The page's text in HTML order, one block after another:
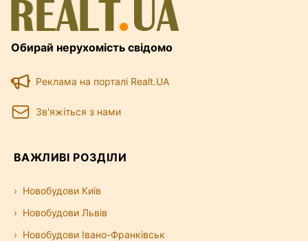
Обирай нерухомість свідомо
Реклама на порталі Realt.UA
Зв'яжіться з нами
ВАЖЛИВІ РОЗДІЛИ
Новобудови Київ
Новобудови Львів
Новобудови Івано-Франківськ